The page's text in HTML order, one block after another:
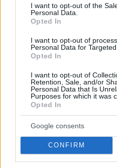
consent section.
I want to opt-out of the
Personal Data.
Opted In
I want to opt-out of
Personal Data for Targeted
Opted In
I want to opt-out of
Retention, Sale, and/or
Personal Data that Is
Purposes for which it was
Opted In
Google consents
CONFIRM
Ilyen enteriőrt sem látunk
Anderson stílusában
Következő cikk